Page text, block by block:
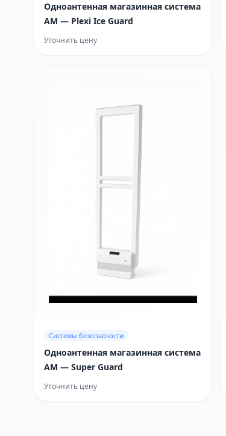
Одноантенная магазинная система
AM — Plexi Ice Guard
Уточнить цену
Системы безопасности
Одноантенная магазинная система
AM — Super Guard
Уточнить цену